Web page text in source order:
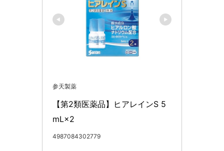
参天製薬
【第2類医薬品】ヒアレインS 5
mL×2
4987084302779